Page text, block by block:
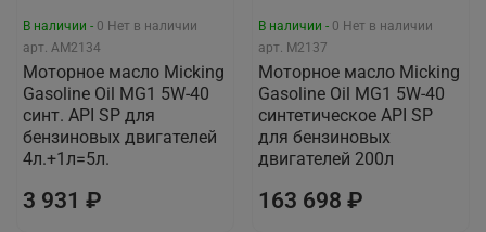
В наличии - 0 Нет в наличии
арт. AM2134
Моторное масло Micking
Gasoline Oil MG1 5W-40
синт. API SP для
бензиновых двигателей
4л.+1л=5л.
3 931 ₽
В наличии - 0 Нет в наличии
арт. M2137
Моторное масло Micking
Gasoline Oil MG1 5W-40
синтетическое API SP
для бензиновых
двигателей 200л
163 698 ₽